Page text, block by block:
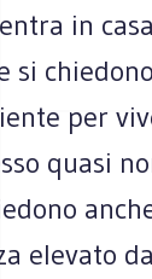
in
si
per
quasi
elevato